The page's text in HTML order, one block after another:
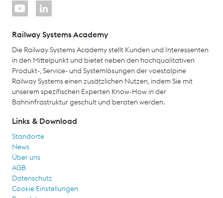
Railway Systems Academy
Die Railway Systems Academy stellt Kunden und Interessenten
in den Mittelpunkt und bietet neben den hochqualitativen
Produkt-, Service- und Systemlösungen der voestalpine
Railway Systems einen zusätzlichen Nutzen, indem Sie mit
unserem spezifischen Experten Know-How in der
Bahninfrastruktur geschult und beraten werden.
Links & Download
Standorte
News
Über uns
AGB
Datenschutz
Cookie Einstellungen